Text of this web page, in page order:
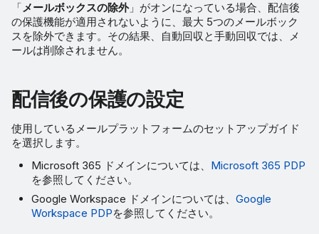
「メールボックスの除外」がオンになっている場合、配信後
の保護機能が適用されないように、最大 5つのメールボック
スを除外できます。その結果、自動回収と手動回収では、メ
ールは削除されません。
配信後の保護の設定
使用しているメールプラットフォームのセットアップガイド
を選択します。
Microsoft 365 ドメインについては、 Microsoft 365 PDP
を参照してください。
Google Workspace ドメインについては、Google
Workspace PDPを参照してください。